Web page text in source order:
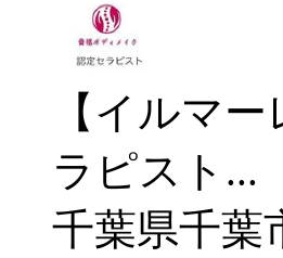
【イルマ
ラピスト...
千葉県千葉